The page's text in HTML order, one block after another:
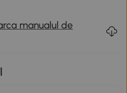
manualul de